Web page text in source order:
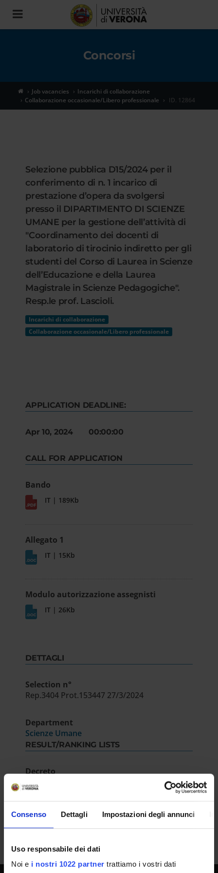
Consenso Dettagli Impostazioni degli annunci
Uso responsabile dei dati
Noi e i nostri 1022 partner trattiamo i vostri dati
Toggle
navigation
Concorsi
Job vacancies
Incarichi di collaborazione
Collaborazione occasionale/Libero professionale
ID. 12864
Selezione pubblica D15/2024 per il
conferimento di n. 1 incarico di
prestazione d’opera da svolgersi
presso il DIPARTIMENTO DI SCIENZE
UMANE per la gestione dell’attività di
"Coordinamento dei docenti di
laboratorio di tirocinio indiretto per gli
studenti del Corso di Laurea in Scienze
dell’Educazione e della Laurea
Magistrale in Scienze Pedagogiche".
Resp.le prof. Lascioli.
Incarichi di collaborazione
Collaborazione occasionale/Libero professionale
APPLICATION DEADLINE:
Apr 10, 2024 00:00:00
CALL FOR APPLICATION
Bando
IT | 189Kb
Allegato 1
IT | 15Kb
Modulo autorizzazione assegnisti
IT | 26Kb
DETTAGLI
Selection n°
Rep.3404 Prot.153447 27/3/2024
Department
Scienze Umane
RESULT/RANKING LISTS
Decreto